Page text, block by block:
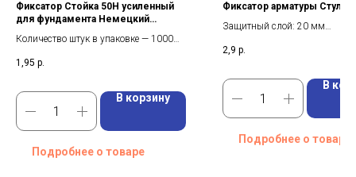
Фиксатор Стойка 50Н усиленный
для фундамента Немецкий
Количество штук в упаковке — 1000
Размер арматуры, мм — 4-16
1,95 р.
В корзину
Подробнее о товаре
Фиксатор арматуры
Защитный слой: 20 мм
Вид: Фиксатор стульчик для
2,9 р.
В
Подробнее о товаре